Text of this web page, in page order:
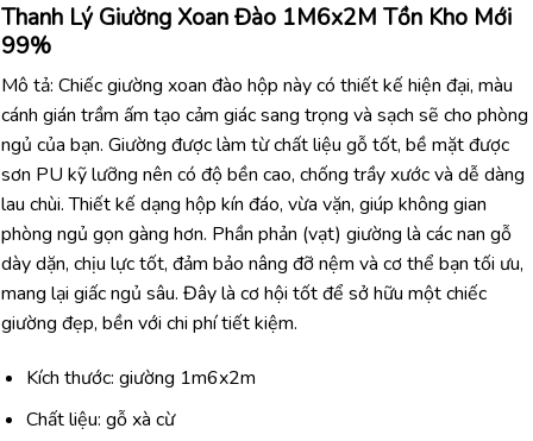
Thanh Lý Giường Xoan Đào 1M6x2M Tồn Kho Mới
99%
Mô tả: Chiếc giường xoan đào hộp này có thiết kế hiện đại, màu
cánh gián trầm ấm tạo cảm giác sang trọng và sạch sẽ cho phòng
ngủ của bạn. Giường được làm từ chất liệu gỗ tốt, bề mặt được
sơn PU kỹ lưỡng nên có độ bền cao, chống trầy xước và dễ dàng
lau chùi. Thiết kế dạng hộp kín đáo, vừa vặn, giúp không gian
phòng ngủ gọn gàng hơn. Phần phản (vạt) giường là các nan gỗ
dày dặn, chịu lực tốt, đảm bảo nâng đỡ nệm và cơ thể bạn tối ưu,
mang lại giấc ngủ sâu. Đây là cơ hội tốt để sở hữu một chiếc
giường đẹp, bền với chi phí tiết kiệm.
Kích thước: giường 1m6x2m
Chất liệu: gỗ xà cừ